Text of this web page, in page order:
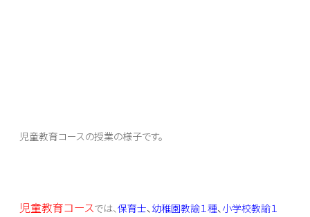
児童教育コースの授業の様子です。
児童教育コースでは、保育士、幼稚園教諭１種、小学校教諭１